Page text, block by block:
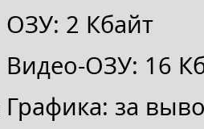
ОЗУ: 2 Кбайт
Видео-ОЗУ: 16
Графика: за